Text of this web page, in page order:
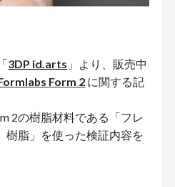
3DP id.arts 」より、販売中
Form 2 に関する記
2の樹脂材料である「フレ
樹脂」を使った検証内容を